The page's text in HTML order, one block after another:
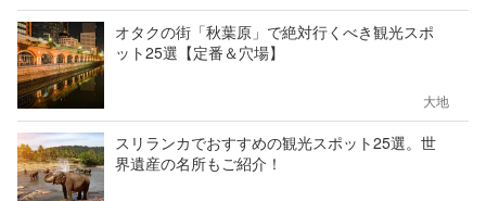
オタクの街「秋葉原」で絶対行くべき観光スポ
ット25選【定番＆穴場】
大地
スリランカでおすすめの観光スポット25選。世
界遺産の名所もご紹介！